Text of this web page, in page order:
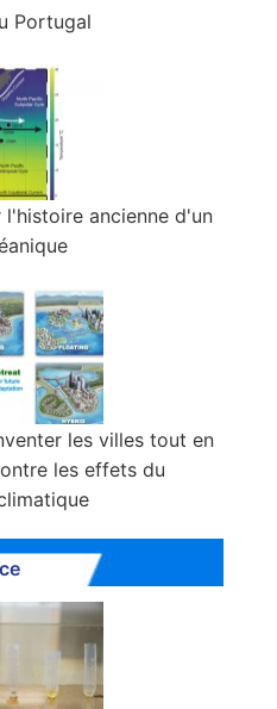
Portugal
ancienne d'un
les villes tout en
les effets du